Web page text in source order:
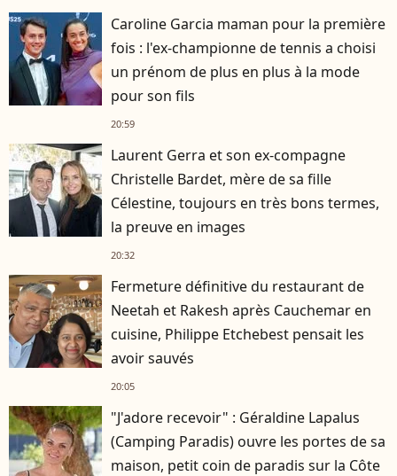
Caroline Garcia maman pour la première
fois : l'ex-championne de tennis a choisi
un prénom de plus en plus à la mode
pour son fils
20:59
Laurent Gerra et son ex-compagne
Christelle Bardet, mère de sa fille
Célestine, toujours en très bons termes,
la preuve en images
20:32
Fermeture définitive du restaurant de
Neetah et Rakesh après Cauchemar en
cuisine, Philippe Etchebest pensait les
avoir sauvés
20:05
"J'adore recevoir" : Géraldine Lapalus
(Camping Paradis) ouvre les portes de sa
maison, petit coin de paradis sur la Côte